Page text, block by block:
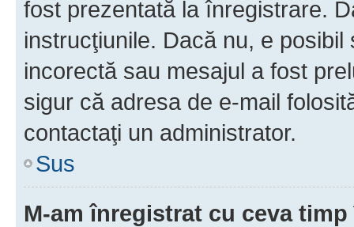
fost prezentată la înregistrare.
instrucţiunile. Dacă nu, e
incorectă sau mesajul a fost
sigur că adresa de e-mail
contactaţi un administrator.
Sus
M-am înregistrat cu ceva